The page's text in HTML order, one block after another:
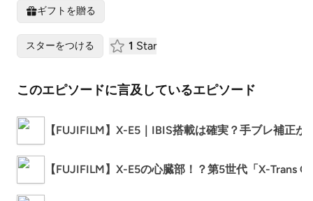
ギフトを贈る
スターをつける 1 Star
このエピソードに言及しているエピソード
【FUJIFILM】X-E5｜IBIS搭載は確実？手ブレ補正
【FUJIFILM】X-E5の心臓部！？第5世代「X-Trans